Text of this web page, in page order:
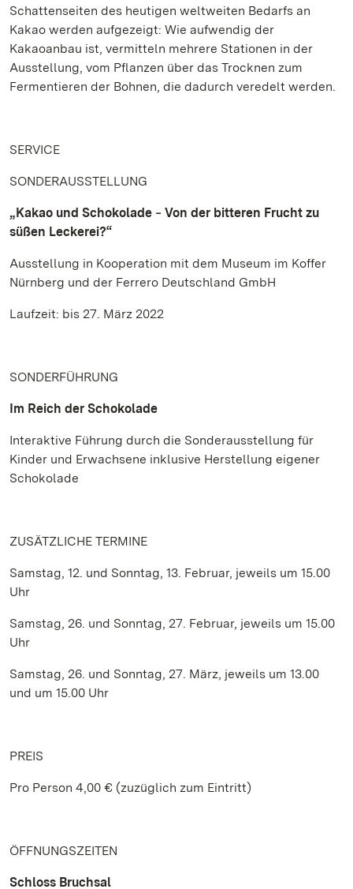
Schattenseiten des heutigen weltweiten Bedarfs an
Kakao werden aufgezeigt: Wie aufwendig der
Kakaoanbau ist, vermitteln mehrere Stationen in der
Ausstellung, vom Pflanzen über das Trocknen zum
Fermentieren der Bohnen, die dadurch veredelt werden.
SERVICE
SONDERAUSSTELLUNG
„Kakao und Schokolade ‒ Von der bitteren Frucht zu
süßen Leckerei?“
Ausstellung in Kooperation mit dem Museum im Koffer
Nürnberg und der Ferrero Deutschland GmbH
Laufzeit: bis 27. März 2022
SONDERFÜHRUNG
Im Reich der Schokolade
Interaktive Führung durch die Sonderausstellung für
Kinder und Erwachsene inklusive Herstellung eigener
Schokolade
ZUSÄTZLICHE TERMINE
Samstag, 12. und Sonntag, 13. Februar, jeweils um 15.00
Uhr
Samstag, 26. und Sonntag, 27. Februar, jeweils um 15.00
Uhr
Samstag, 26. und Sonntag, 27. März, jeweils um 13.00
und um 15.00 Uhr
PREIS
Pro Person 4,00 € (zuzüglich zum Eintritt)
ÖFFNUNGSZEITEN
Schloss Bruchsal